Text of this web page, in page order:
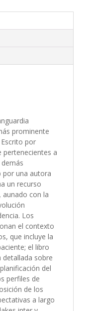
prominente
por
pertenecientes a
por una autora
un recurso
aunado con la
Los
el contexto
que incluye la
el libro
sobre
del
perfiles de
de los
a largo